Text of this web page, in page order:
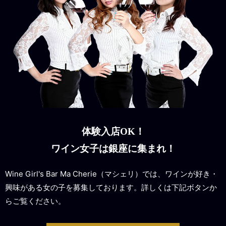
体験入店OK！
ワイン女子は銀座に集まれ！
Wine Girl's Bar Ma Cherie（マシェリ）では、ワインが好き・
興味がある女の子を募集しております。詳しくは下記ボタンか
らご覧ください。